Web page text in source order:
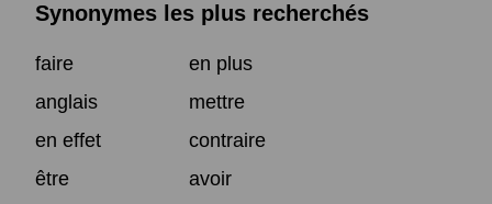
Synonymes les plus recherchés
faire
en plus
anglais
mettre
en effet
contraire
être
avoir